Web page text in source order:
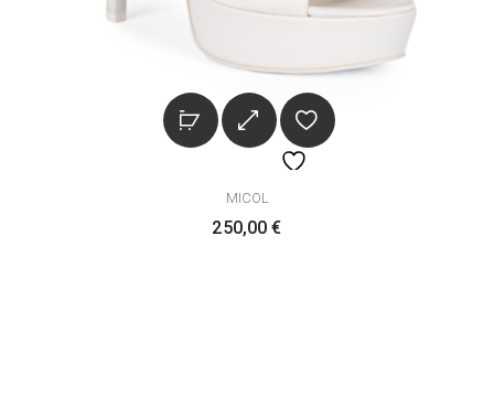
MICOL
250,00€